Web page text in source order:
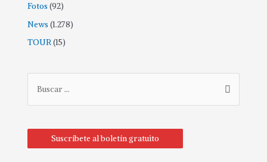
Fotos (92)
News (1.278)
TOUR(15)
Suscríbete al boletín gratuito